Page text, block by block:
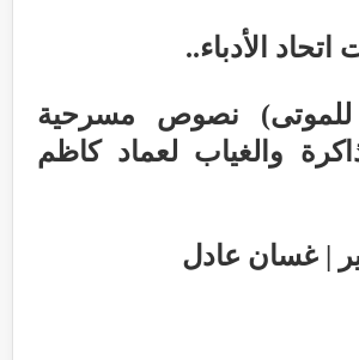
الأدباء..
للموتى) نصوص مسرحية
والغياب لعماد كاظم
| غسان عادل